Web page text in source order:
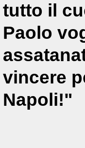
tutto il
Paolo
vincere
Napoli!"